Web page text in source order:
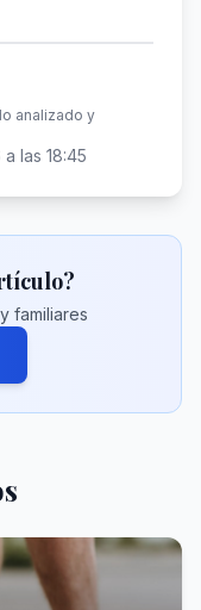
analizado y
las 18:45
familiares